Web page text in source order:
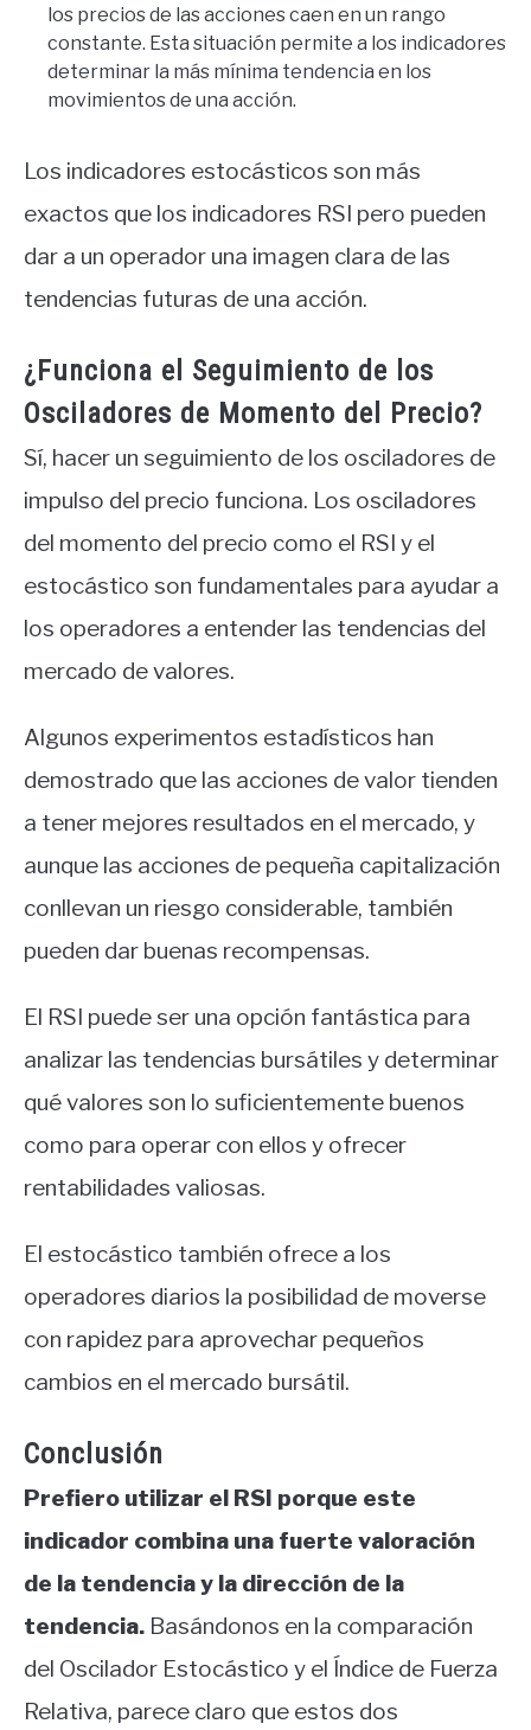
los precios de las acciones caen en un rango
constante. Esta situación permite a los indicadores
determinar la más mínima tendencia en los
movimientos de una acción.
Los indicadores estocásticos son más
exactos que los indicadores RSI pero pueden
dar a un operador una imagen clara de las
tendencias futuras de una acción.
¿Funciona el Seguimiento de los
Osciladores de Momento del Precio?
Sí, hacer un seguimiento de los osciladores de
impulso del precio funciona. Los osciladores
del momento del precio como el RSI y el
estocástico son fundamentales para ayudar a
los operadores a entender las tendencias del
mercado de valores.
Algunos experimentos estadísticos han
demostrado que las acciones de valor tienden
a tener mejores resultados en el mercado, y
aunque las acciones de pequeña capitalización
conllevan un riesgo considerable, también
pueden dar buenas recompensas.
El RSI puede ser una opción fantástica para
analizar las tendencias bursátiles y determinar
qué valores son lo suficientemente buenos
como para operar con ellos y ofrecer
rentabilidades valiosas.
El estocástico también ofrece a los
operadores diarios la posibilidad de moverse
con rapidez para aprovechar pequeños
cambios en el mercado bursátil.
Conclusión
Prefiero utilizar el RSI porque este
indicador combina una fuerte valoración
de la tendencia y la dirección de la
tendencia. Basándonos en la comparación
del Oscilador Estocástico y el Índice de Fuerza
Relativa, parece claro que estos dos